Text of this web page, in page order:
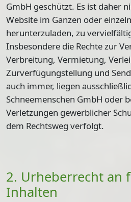
GmbH geschützt. Es ist daher
Website im Ganzen oder
herunterzuladen, zu
Insbesondere die Rechte zur
Verbreitung, Vermietung,
Zurverfügungstellung und
auch immer, liegen
Schneemenschen GmbH oder
Verletzungen gewerblicher
dem Rechtsweg verfolgt.
2. Urheberrecht an
Inhalten